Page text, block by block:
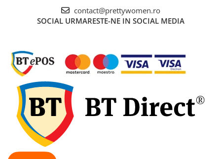
contact@prettywomen.ro
SOCIAL URMARESTE-NE IN SOCIAL MEDIA